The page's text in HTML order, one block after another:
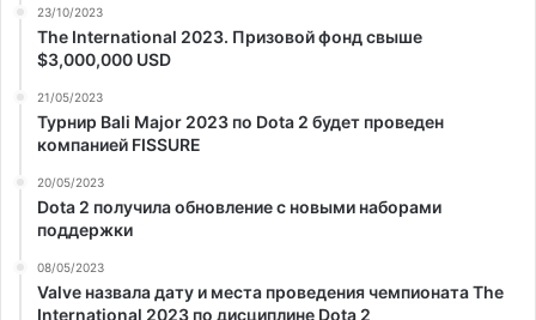
23/10/2023
The International 2023. Призовой фонд свыше
$3,000,000 USD
21/05/2023
Турнир Bali Major 2023 по Dota 2 будет проведен
компанией FISSURE
20/05/2023
Dota 2 получила обновление с новыми наборами
поддержки
08/05/2023
Valve назвала дату и места проведения чемпионата The
International 2023 по дисциплине Dota 2